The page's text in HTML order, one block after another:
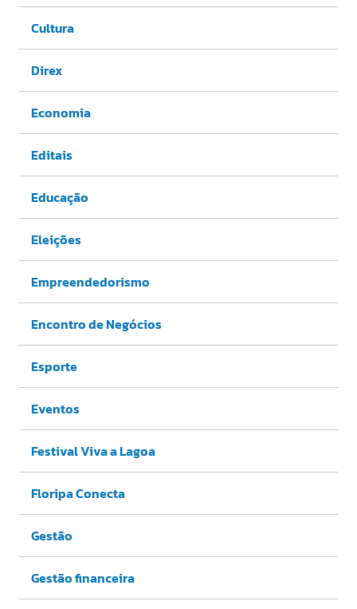
Cultura
Direx
Economia
Editais
Educação
Eleições
Empreendedorismo
Encontro de Negócios
Esporte
Eventos
Festival Viva a Lagoa
Floripa Conecta
Gestão
Gestão financeira